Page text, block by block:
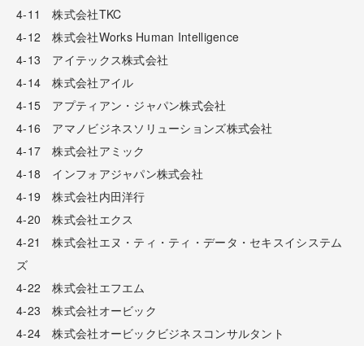
4-11 株式会社TKC
4-12 株式会社Works Human Intelligence
4-13 アイテックス株式会社
4-14 株式会社アイル
4-15 アプティアン・ジャパン株式会社
4-16 アマノビジネスソリューションズ株式会社
4-17 株式会社アミック
4-18 インフォアジャパン株式会社
4-19 株式会社内田洋行
4-20 株式会社エクス
4-21 株式会社エヌ・ティ・ティ・データ・セキスイシステム
ズ
4-22 株式会社エフエム
4-23 株式会社オービック
4-24 株式会社オービックビジネスコンサルタント